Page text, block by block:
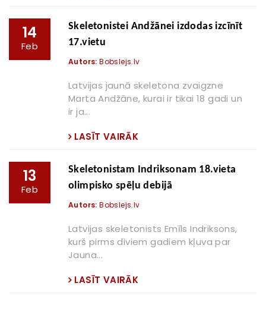
14
Feb
Skeletonistei Andžānei izdodas izcīnīt
17.vietu
Autors: Bobslejs.lv
Latvijas jaunā skeletona zvaigzne
Marta Andžāne, kurai ir tikai 18 gadi un
ir ja...
LASĪT VAIRĀK
13
Feb
Skeletonistam Indriksonam 18.vieta
olimpisko spēļu debijā
Autors: Bobslejs.lv
Latvijas skeletonists Emīls Indriksons,
kurš pirms diviem gadiem kļuva par
Jauna...
LASĪT VAIRĀK